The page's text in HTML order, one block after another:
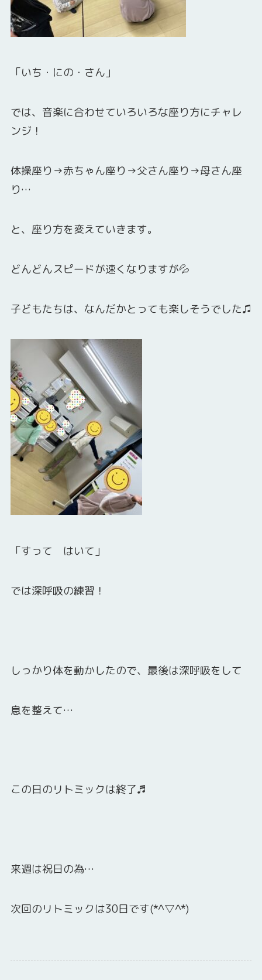
「いち・にの・さん」
では、音楽に合わせていろいろな座り方にチャレ
ンジ！
体操座り→赤ちゃん座り→父さん座り→母さん座
り…
と、座り方を変えていきます。
どんどんスピードが速くなりますが💦
子どもたちは、なんだかとっても楽しそうでした♫
「すって はいて」
では深呼吸の練習！
しっかり体を動かしたので、最後は深呼吸をして
息を整えて…
この日のリトミックは終了♬
来週は祝日の為…
次回のリトミックは30日です(*^▽^*)